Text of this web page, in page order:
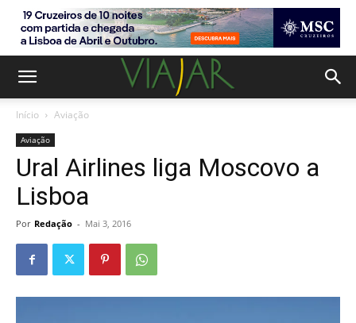
Início Aviação
Aviação
Ural Airlines liga Moscovo a
Lisboa
Por Redação - Mai 3, 2016